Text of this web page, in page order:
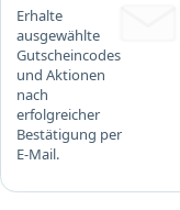
Erhalte
ausgewählte
Gutscheincodes
und Aktionen
nach
erfolgreicher
Bestätigung per
E-Mail.